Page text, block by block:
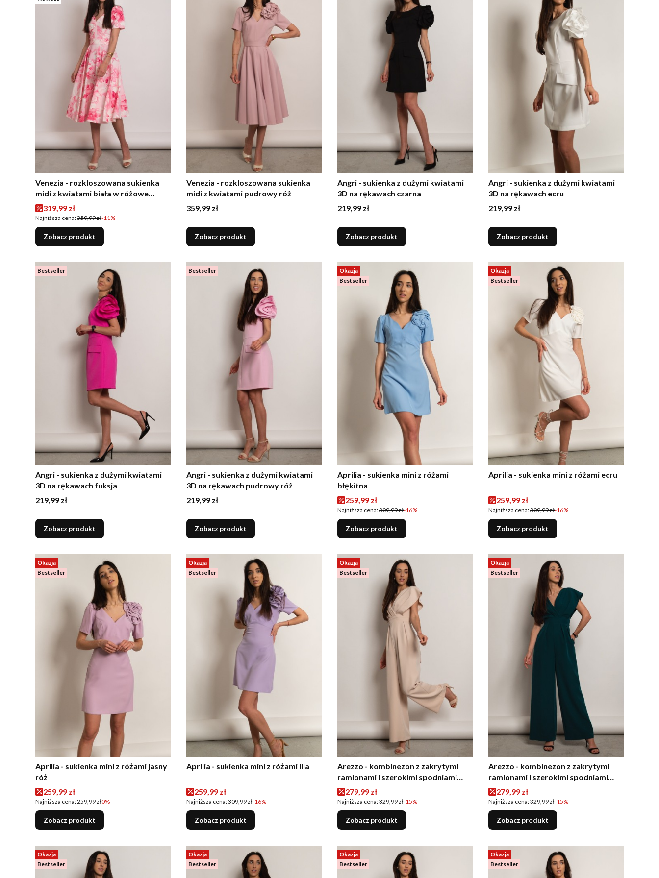
Venezia - rozkloszowana sukienka
midi z kwiatami biała w różowe
kwiaty
Cena promocyjna
319,99 zł
Najniższa cena:359,99 zł-11%
Zobacz produkt
Venezia - rozkloszowana sukienka
midi z kwiatami pudrowy róż
Cena
359,99 zł
Zobacz produkt
Angri - sukienka z dużymi kwiatami
3D na rękawach czarna
Cena
219,99 zł
Zobacz produkt
Angri - sukienka z dużymi kwiatami
3D na rękawach ecru
Cena
219,99 zł
Zobacz produkt
Bestseller
Angri - sukienka z dużymi kwiatami
3D na rękawach fuksja
Cena
219,99 zł
Zobacz produkt
Bestseller
Angri - sukienka z dużymi kwiatami
3D na rękawach pudrowy róż
Cena
219,99 zł
Zobacz produkt
Okazja
Bestseller
Aprilia - sukienka mini z różami
błękitna
Cena promocyjna
259,99 zł
Najniższa cena:309,99 zł-16%
Zobacz produkt
Okazja
Bestseller
Aprilia - sukienka mini z różami ecru
Cena promocyjna
259,99 zł
Najniższa cena:309,99 zł-16%
Zobacz produkt
Okazja
Bestseller
Aprilia - sukienka mini z różami jasny
róż
Cena promocyjna
259,99 zł
Najniższa cena:259,99 zł0%
Zobacz produkt
Okazja
Bestseller
Aprilia - sukienka mini z różami lila
Cena promocyjna
259,99 zł
Najniższa cena:309,99 zł-16%
Zobacz produkt
Okazja
Bestseller
Arezzo - kombinezon z zakrytymi
ramionami i szerokimi spodniami
beżowy
Cena promocyjna
279,99 zł
Najniższa cena:329,99 zł-15%
Zobacz produkt
Okazja
Bestseller
Arezzo - kombinezon z zakrytymi
ramionami i szerokimi spodniami
butelkowa zieleń
Cena promocyjna
279,99 zł
Najniższa cena:329,99 zł-15%
Zobacz produkt
Okazja
Bestseller
Okazja
Bestseller
Okazja
Bestseller
Okazja
Bestseller